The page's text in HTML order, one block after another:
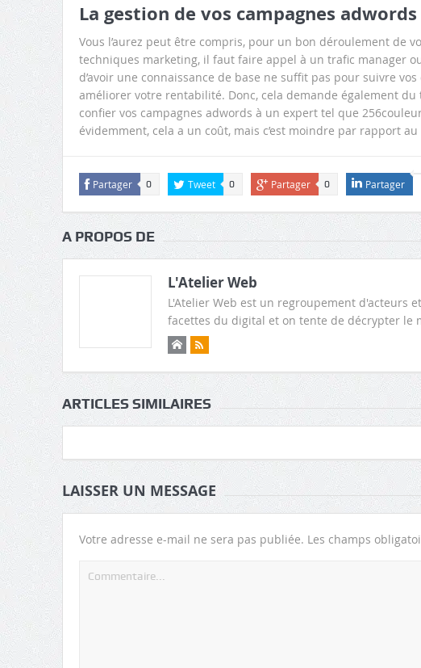
La gestion de vos campagnes
Vous l’aurez peut être compris, pour un bon déroulement de
techniques marketing, il faut faire appel à un trafic manager
d’avoir une connaissance de base ne suffit pas pour suivre
améliorer votre rentabilité. Donc, cela demande également
confier vos campagnes adwords à un expert tel que
évidemment, cela a un coût, mais c’est moindre par rapport
Partager 0 Tweet 0 Partager 0 Partager
A PROPOS DE
L'Atelier Web
L'Atelier Web est un regroupement d'acteurs
facettes du digital et on tente de décrypter le
ARTICLES SIMILAIRES
LAISSER UN MESSAGE
Votre adresse e-mail ne sera pas publiée. Les champs